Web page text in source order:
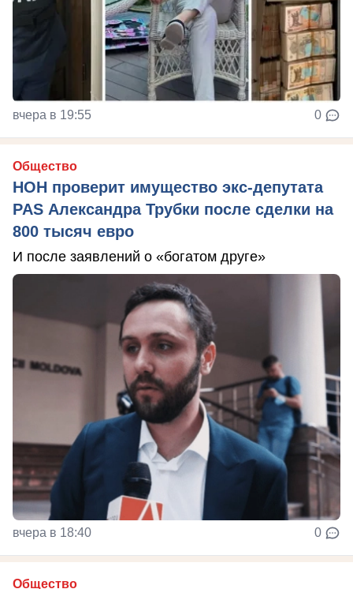
вчера в 19:55 0
Общество
НОН проверит имущество экс-депутата
PAS Александра Трубки после сделки на
800 тысяч евро
И после заявлений о «богатом друге»
вчера в 18:40 0
Общество